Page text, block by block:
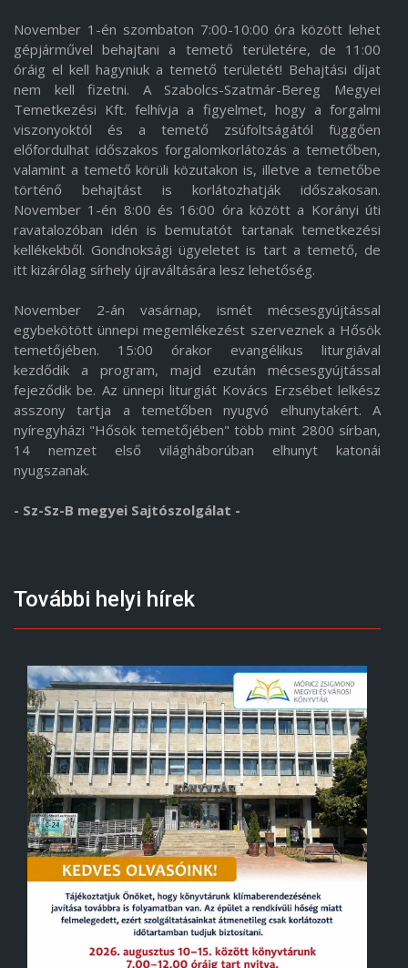
November 1-én szombaton 7:00-10:00 óra között lehet
gépjárművel behajtani a temető területére, de 11:00
óráig el kell hagyniuk a temető területét! Behajtási díjat
nem kell fizetni. A Szabolcs-Szatmár-Bereg Megyei
Temetkezési Kft. felhívja a figyelmet, hogy a forgalmi
viszonyoktól és a temető zsúfoltságától függően
előfordulhat időszakos forgalomkorlátozás a temetőben,
valamint a temető körüli közutakon is, illetve a temetőbe
történő behajtást is korlátozhatják időszakosan.
November 1-én 8:00 és 16:00 óra között a Korányi úti
ravatalozóban idén is bemutatót tartanak temetkezési
kellékekből. Gondnoksági ügyeletet is tart a temető, de
itt kizárólag sírhely újraváltására lesz lehetőség.
November 2-án vasárnap, ismét mécsesgyújtással
egybekötött ünnepi megemlékezést szerveznek a Hősök
temetőjében. 15:00 órakor evangélikus liturgiával
kezdődik a program, majd ezután mécsesgyújtással
fejeződik be. Az ünnepi liturgiát Kovács Erzsébet lelkész
asszony tartja a temetőben nyugvó elhunytakért. A
nyíregyházi "Hősök temetőjében" több mint 2800 sírban,
14 nemzet első világháborúban elhunyt katonái
nyugszanak.
- Sz-Sz-B megyei Sajtószolgálat -
További helyi hírek